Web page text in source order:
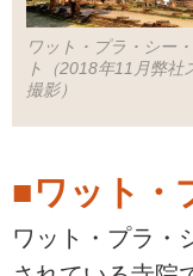
ワット・プラ・シー
ト（2018年11月弊社
撮影）
■ワット・
ワット・プラ・